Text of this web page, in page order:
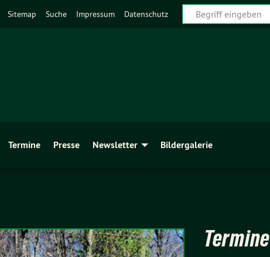
Sitemap Suche Impressum Datenschutz
Termine Presse Newsletter Bildergalerie
Termine